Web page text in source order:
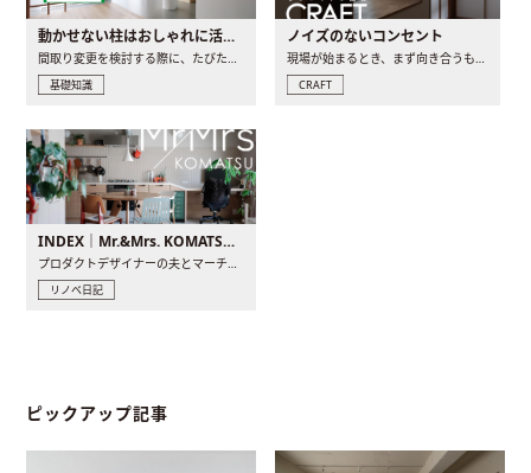
動かせない柱はおしゃれに活用！柱を魅せるリノベーション(リノベ)4選
間取り変更を検討する際に、たびたび皆さんの頭を悩ませる動か..
基礎知識
ノイズのないコンセント
現場が始まるとき、まず向き合うものの一つがコンセントです..
CRAFT
INDEX｜Mr.&Mrs. KOMATSU renovation diary
プロダクトデザイナーの夫とマーチャンダイザーの妻が、夫婦で..
リノベ日記
ピックアップ記事